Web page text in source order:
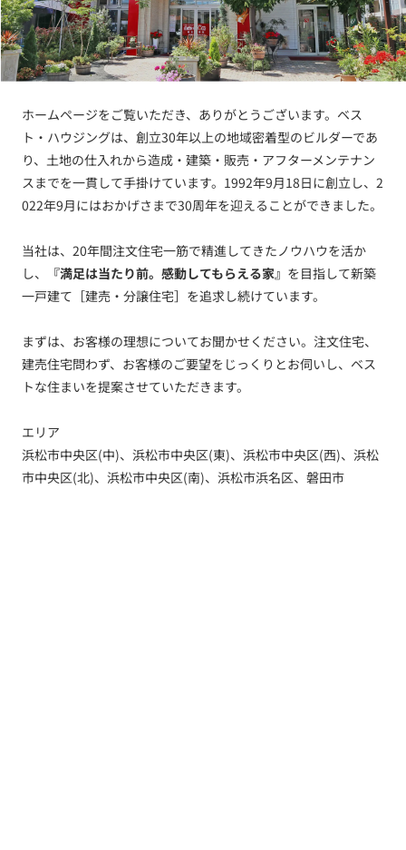
ホームページをご覧いただき、ありがとうございます。ベス
ト・ハウジングは、創立30年以上の地域密着型のビルダーであ
り、土地の仕入れから造成・建築・販売・アフターメンテナン
スまでを一貫して手掛けています。1992年9月18日に創立し、2
022年9月にはおかげさまで30周年を迎えることができました。
当社は、20年間注文住宅一筋で精進してきたノウハウを活か
し、
『満足は当たり前。感動してもらえる家』 を目指して新築
一戸建て［建売・分譲住宅］を追求し続けています。
まずは、お客様の理想についてお聞かせください。注文住宅、
建売住宅問わず、お客様のご要望をじっくりとお伺いし、ベス
トな住まいを提案させていただきます。
エリア
浜松市中央区(中)、浜松市中央区(東)、浜松市中央区(西)、浜松
市中央区(北)、浜松市中央区(南)、浜松市浜名区、磐田市